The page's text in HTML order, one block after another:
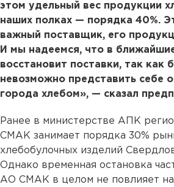
этом удельный вес продукции
наших полках — порядка 40%.
важный поставщик, его
И мы надеемся, что в
восстановит поставки, так как
невозможно представить себе
города хлебом», — сказал
Ранее в министерстве АПК
СМАК занимает порядка 30%
хлебобулочных изделий
Однако временная остановка
АО СМАК в целом не повлияет на